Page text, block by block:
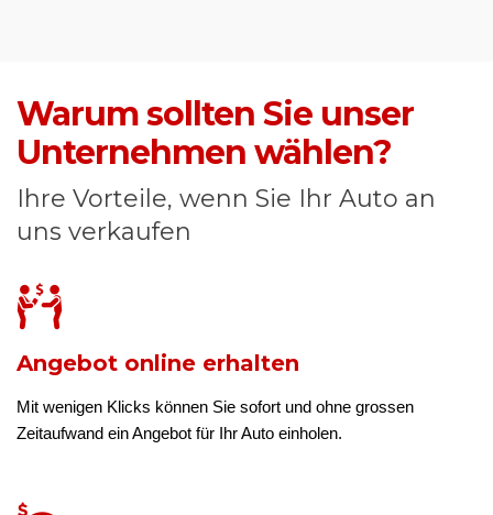
Warum sollten Sie unser
Unternehmen wählen?
Ihre Vorteile, wenn Sie Ihr Auto an
uns verkaufen
Angebot online erhalten
Mit wenigen Klicks können Sie sofort und ohne grossen
Zeitaufwand ein Angebot für Ihr Auto einholen.